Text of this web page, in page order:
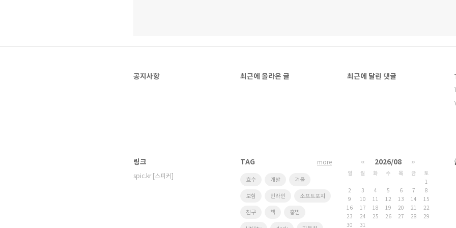
공지사항 최근에 올라온 글 최근에 달린 댓글
링크
spic.kr [스피커]
TAG
효수 개발 겨울
보험 인라인 소프트포지
친구 책 홍범
more « 2026/08 »
일 월 화 수 목 금
토
1
2
3 4 5 6 7
8
9
10 11 12 13 14
15
16
17 18 19 20 21
22
23
24 25 26 27 28
29
30
31